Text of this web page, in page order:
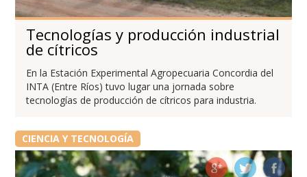
Tecnologías y producción industrial
de cítricos
En la Estación Experimental Agropecuaria Concordia del
INTA (Entre Ríos) tuvo lugar una jornada sobre
tecnologías de producción de cítricos para industria.
CIENCIA Y TECNOLOGÍA